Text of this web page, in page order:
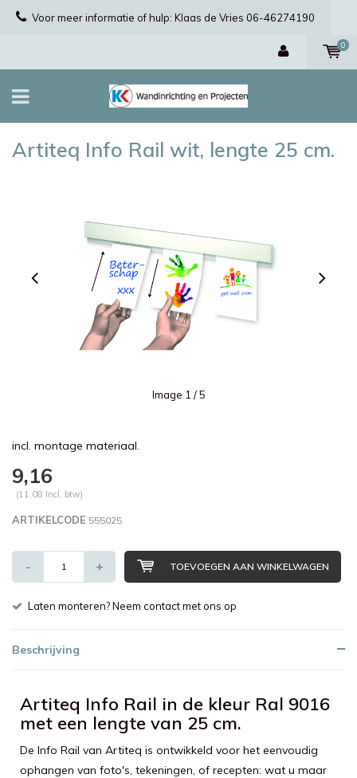
Voor meer informatie of hulp: Klaas de Vries 06-46274190
0
Artiteq Info Rail wit, lengte 25 cm.
Image 1 / 5
incl. montage materiaal.
9,16
(11,08 Incl. btw)
ARTIKELCODE 555025
- + TOEVOEGEN AAN WINKELWAGEN
Laten monteren? Neem contact met ons op
Beschrijving
Artiteq Info Rail in de kleur Ral 9016
met een lengte van 25 cm.
De Info Rail van Artiteq is ontwikkeld voor het eenvoudig
ophangen van foto's, tekeningen, of recepten: wat u maar